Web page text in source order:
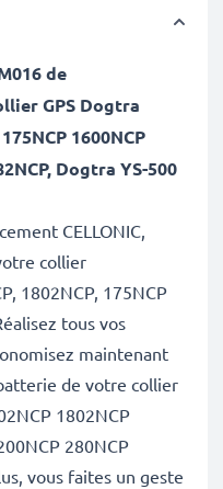
de
GPS Dogtra
1600NCP
Dogtra YS-500
CELLONIC,
collier
1802NCP, 175NCP
tous vos
maintenant
de votre collier
1802NCP
280NCP
vous faites un geste